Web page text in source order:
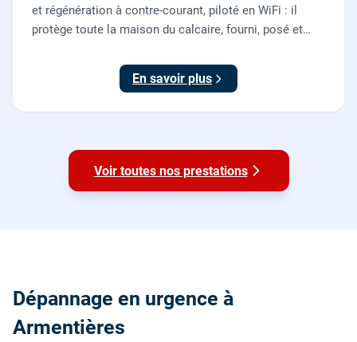
et régénération à contre-courant, piloté en WiFi : il
protège toute la maison du calcaire, fourni, posé et
En savoir plus
Voir toutes nos prestations
Dépannage en urgence à
Armentières